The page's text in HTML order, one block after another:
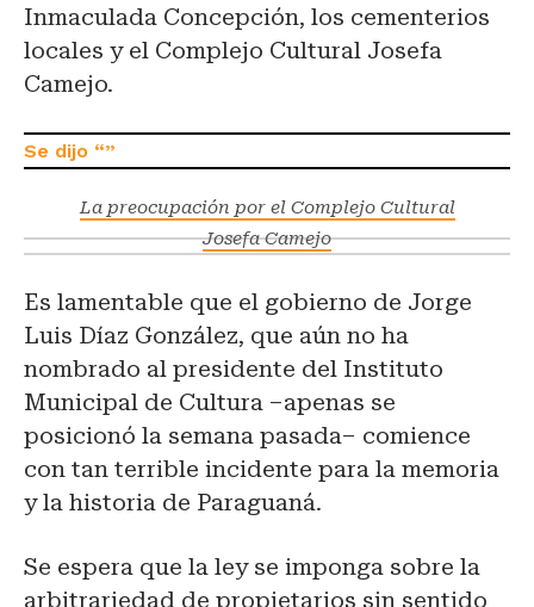
Inmaculada Concepción, los cementerios
locales y el Complejo Cultural Josefa
Camejo.
La preocupación por el Complejo Cultural
Josefa Camejo
Es lamentable que el gobierno de Jorge
Luis Díaz González, que aún no ha
nombrado al presidente del Instituto
Municipal de Cultura –apenas se
posicionó la semana pasada– comience
con tan terrible incidente para la memoria
y la historia de Paraguaná.
Se espera que la ley se imponga sobre la
arbitrariedad de propietarios sin sentido